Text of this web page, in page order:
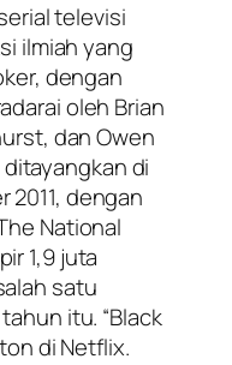
televisi
ilmiah yang
dengan
oleh Brian
dan Owen
ditayangkan di
2011, dengan
National
1,9 juta
satu
itu. “Black
di Netflix.